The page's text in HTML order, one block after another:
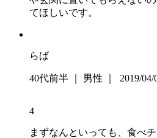
てほしいです。
らば
40代前半 ｜ 男性 ｜ 2019/04/
4
まずなんといっても、食べ